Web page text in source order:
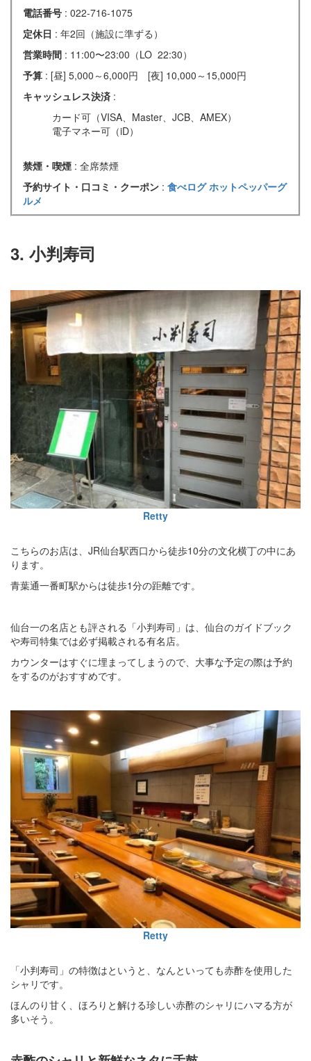
電話番号 : 022-716-1075
定休日 : 年2回（施設に準ずる）
営業時間 : 11:00〜23:00（LO 22:30）
予算 : [昼] 5,000～6,000円 [夜] 10,000～15,000円
キャッシュレス決済 :
カード可（VISA、Master、JCB、AMEX）
電子マネー可（iD）
禁煙・喫煙 : 全席禁煙
予約サイト・口コミ・クーポン : 食べログホットペッパーグ
ルメ
3. 小判寿司
Retty
こちらのお店は、JR仙台駅西口から徒歩10分の文化横丁の中にあ
ります。
青葉通一番町駅からは徒歩1分の距離です。
仙台一の名店とも評される「小判寿司」は、仙台のガイドブック
や寿司特集では必ず掲載される有名店。
カウンターはすぐに埋まってしまうので、大事な予定の際は予約
をするのがおすすめです。
Retty
「小判寿司」の特徴はというと、なんといっても赤酢を使用した
シャリです。
ほんのり甘く、ほろりと解ける珍しい赤酢のシャリにハマる方が
多いそう。